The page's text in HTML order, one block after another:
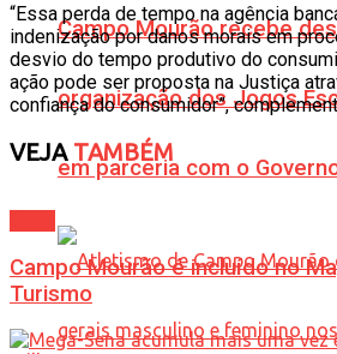
Campo Mourão recebe
organização dos Jogos
em parceria com o
“Essa perda de tempo na agência
indenização por danos morais em
desvio do tempo produtivo do
ação pode ser proposta na Justiça
confiança do consumidor”,
VEJATAMBÉM
Campo Mourão é incluído no
Turismo